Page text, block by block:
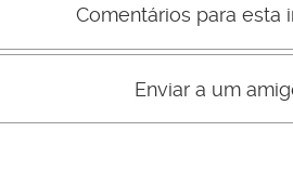
Comentários para esta
não são visiveis para
Por-favor registe-se...
Enviar a um